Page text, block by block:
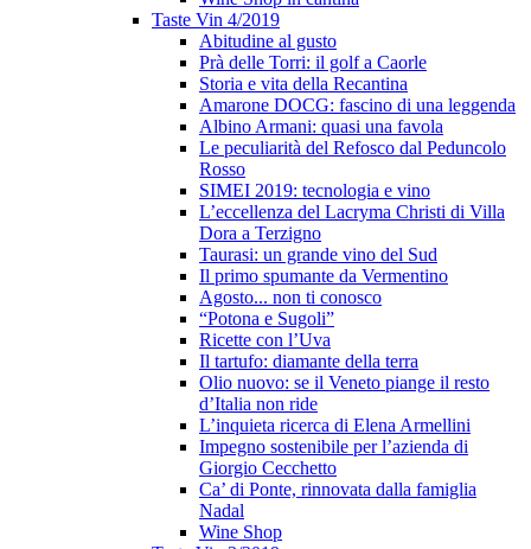
Taste Vin 4/2019
Abitudine al gusto
Prà delle Torri: il golf a Caorle
Storia e vita della Recantina
Amarone DOCG: fascino di una leggenda
Albino Armani: quasi una favola
Le peculiarità del Refosco dal Peduncolo
Rosso
SIMEI 2019: tecnologia e vino
L’eccellenza del Lacryma Christi di Villa
Dora a Terzigno
Taurasi: un grande vino del Sud
Il primo spumante da Vermentino
Agosto... non ti conosco
“Potona e Sugoli”
Ricette con l’Uva
Il tartufo: diamante della terra
Olio nuovo: se il Veneto piange il resto
d’Italia non ride
L’inquieta ricerca di Elena Armellini
Impegno sostenibile per l’azienda di
Giorgio Cecchetto
Ca’ di Ponte, rinnovata dalla famiglia
Nadal
Wine Shop